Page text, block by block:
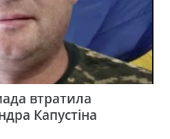
втратила
Капустіна